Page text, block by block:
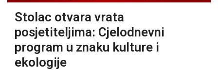
Stolac otvara vrata
posjetiteljima: Cjelodnevni
program u znaku kulture i
ekologije